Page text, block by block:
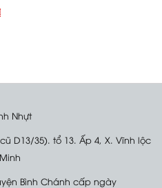
Nhựt
D13/35). tổ 13. Ấp 4, X. Vĩnh lộc
Bình Chánh cấp ngày